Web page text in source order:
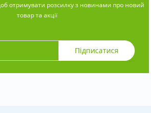
отримувати розсилку з новинами про новий
товар та акції
Підписатися